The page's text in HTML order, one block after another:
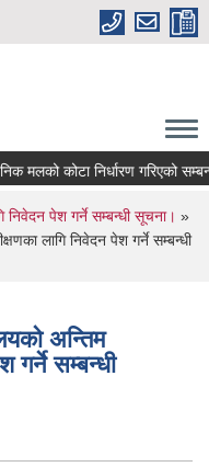
मलको कोटा निर्धारण गरिएको
निवेदन पेश गर्ने सम्बन्धी सूचना। »
लागि निवेदन पेश गर्ने सम्बन्धी
अन्तिम
गर्ने सम्बन्धी